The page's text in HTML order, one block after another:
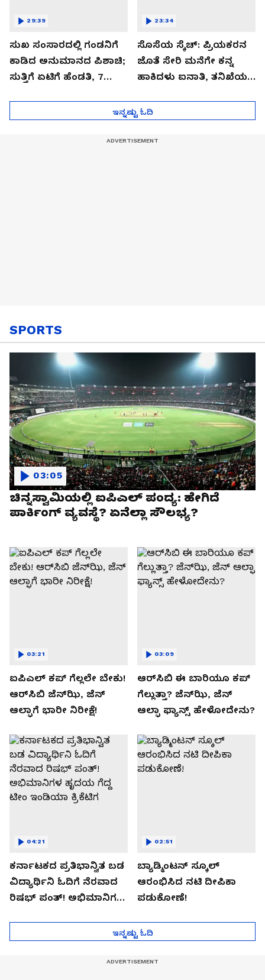
ಸುಖ ಸಂಸಾರದಲ್ಲಿ ಗಂಡನಿಗೆ
ಕಾಡಿದ ಅನುಮಾನದ ಪಿಶಾಚಿ;
ಸುತ್ತಿಗೆ ಏಟಿಗೆ ಹೆಂಡತಿ, 7
29:39
ಸೊಸೆಯ ಸ್ಕೆಚ್: ಪ್ರಿಯಕರನ
ಜೊತೆ ಸೇರಿ ಮನೆಗೇ ಕನ್ನ
ಹಾಕಿದಳು ಐನಾತಿ, ತನಿಖೆಯಲ್ಲಿ
23:34
ಇನ್ನಷ್ಟು ಓದಿ
SPORTS
ಚಿನ್ನಸ್ವಾಮಿಯಲ್ಲಿ ಐಪಿಎಲ್‌ ಪಂದ್ಯ: ಹೇಗಿದೆ
ಪಾರ್ಕಿಂಗ್ ವ್ಯವಸ್ಥೆ? ಏನೆಲ್ಲಾ ಸೌಲಭ್ಯ?
03:05
ಐಪಿಎಲ್ ಕಪ್‌ ಗೆಲ್ಲಲೇ ಬೇಕು!
ಆರ್‌ಸಿಬಿ ಜೆನ್‌ಝಿ, ಜೆನ್‌
ಆಲ್ಫಾಗೆ ಭಾರೀ ನಿರೀಕ್ಷೆ!
03:21
ಆರ್‌ಸಿಬಿ ಈ ಬಾರಿಯೂ ಕಪ್‌
ಗೆಲ್ಲುತ್ತಾ? ಜೆನ್‌ಝಿ, ಜೆನ್‌
ಆಲ್ಫಾ ಫ್ಯಾನ್ಸ್ ಹೇಳೋದೇನು?
03:09
ಕರ್ನಾಟಕದ ಪ್ರತಿಭಾನ್ವಿತ ಬಡ
ವಿದ್ಯಾರ್ಥಿನಿ ಓದಿಗೆ ನೆರವಾದ
ರಿಷಭ್ ಪಂತ್! ಅಭಿಮಾನಿಗಳ
04:21
ಬ್ಯಾಡ್ಮಿಂಟನ್ ಸ್ಕೂಲ್​
ಆರಂಭಿಸಿದ ನಟಿ ದೀಪಿಕಾ
ಪಡುಕೋಣೆ!
02:51
ಇನ್ನಷ್ಟು ಓದಿ